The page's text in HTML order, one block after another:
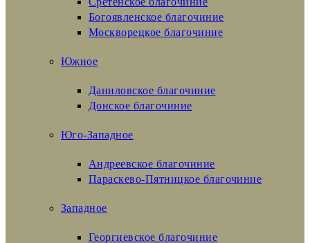
Богоявленское благочиние
Москворецкое благочиние
Южное
Даниловское благочиние
Донское благочиние
Юго-Западное
Андреевское благочиние
Параскево-Пятницкое благочиние
Западное
Георгиевское благочиние